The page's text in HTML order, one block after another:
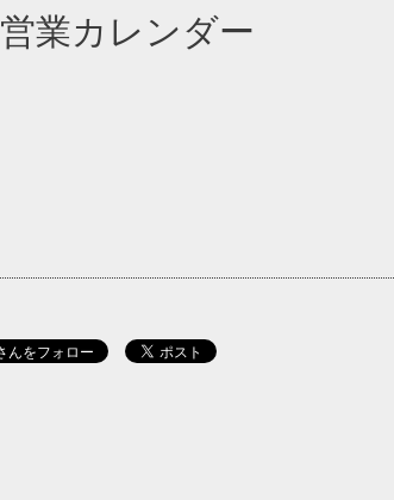
営業カレンダー